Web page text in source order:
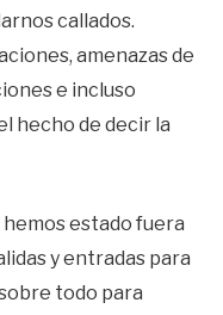
callados.
amenazas de
e incluso
hecho de decir la
hemos estado fuera
y entradas para
todo para